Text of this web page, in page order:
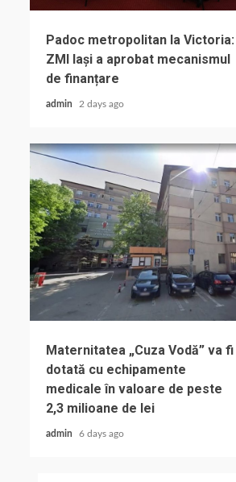
Padoc metropolitan la Victoria:
ZMI Iași a aprobat mecanismul
de finanțare
admin 2 days ago
Maternitatea „Cuza Vodă” va fi
dotată cu echipamente
medicale în valoare de peste
2,3 milioane de lei
admin 6 days ago